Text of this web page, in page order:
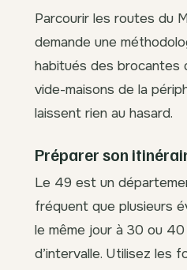
Parcourir les routes du
demande une
habitués des brocantes
vide-maisons de la
laissent rien au hasard.
Préparer son
Le 49 est un
fréquent que plusieurs
le même jour à 30 ou
d’intervalle. Utilisez les